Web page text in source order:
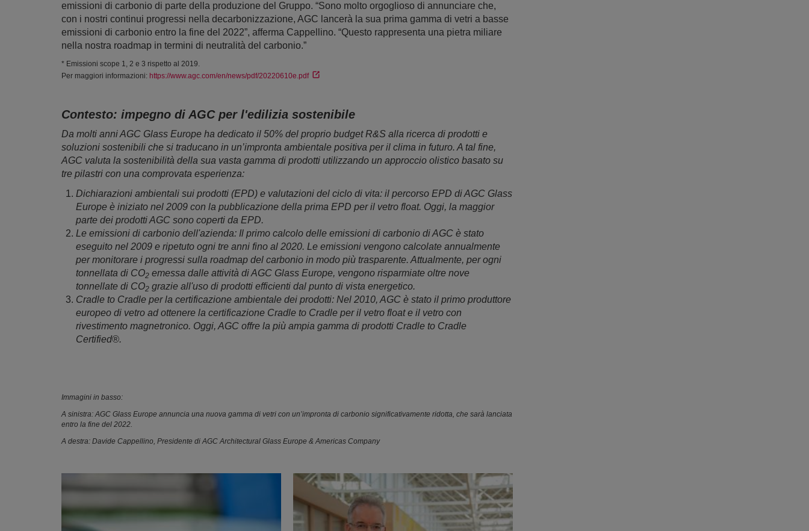
emissioni di carbonio di parte della produzione del Gruppo. “Sono molto orgoglioso di annunciare che,
con i nostri continui progressi nella decarbonizzazione, AGC lancerà la sua prima gamma di vetri a basse
emissioni di carbonio entro la fine del 2022”, afferma Cappellino. “Questo rappresenta una pietra miliare
nella nostra roadmap in termini di neutralità del carbonio.”
* Emissioni scope 1, 2 e 3 rispetto al 2019.
Per maggiori informazioni: https://www.agc.com/en/news/pdf/20220610e.pdf
Contesto: impegno di AGC per l'edilizia sostenibile
Da molti anni AGC Glass Europe ha dedicato il 50% del proprio budget R&S alla ricerca di prodotti e
soluzioni sostenibili che si traducano in un’impronta ambientale positiva per il clima in futuro. A tal fine,
AGC valuta la sostenibilità della sua vasta gamma di prodotti utilizzando un approccio olistico basato su
tre pilastri con una comprovata esperienza:
Dichiarazioni ambientali sui prodotti (EPD) e valutazioni del ciclo di vita: il percorso EPD di AGC Glass
Europe è iniziato nel 2009 con la pubblicazione della prima EPD per il vetro float. Oggi, la maggior
parte dei prodotti AGC sono coperti da EPD.
Le emissioni di carbonio dell'azienda: Il primo calcolo delle emissioni di carbonio di AGC è stato
eseguito nel 2009 e ripetuto ogni tre anni fino al 2020. Le emissioni vengono calcolate annualmente
per monitorare i progressi sulla roadmap del carbonio in modo più trasparente. Attualmente, per ogni
tonnellata di CO2 emessa dalle attività di AGC Glass Europe, vengono risparmiate oltre nove
tonnellate di CO2 grazie all'uso di prodotti efficienti dal punto di vista energetico.
Cradle to Cradle per la certificazione ambientale dei prodotti: Nel 2010, AGC è stato il primo produttore
europeo di vetro ad ottenere la certificazione Cradle to Cradle per il vetro float e il vetro con
rivestimento magnetronico. Oggi, AGC offre la più ampia gamma di prodotti Cradle to Cradle
Certified®.
Immagini in basso:
A sinistra: AGC Glass Europe annuncia una nuova gamma di vetri con un’impronta di carbonio significativamente ridotta, che sarà lanciata
entro la fine del 2022.
A destra: Davide Cappellino, Presidente di AGC Architectural Glass Europe & Americas Company